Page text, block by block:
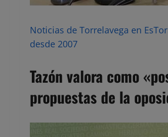
Noticias de Torrelavega en
desde 2007
Tazón valora como
propuestas de la